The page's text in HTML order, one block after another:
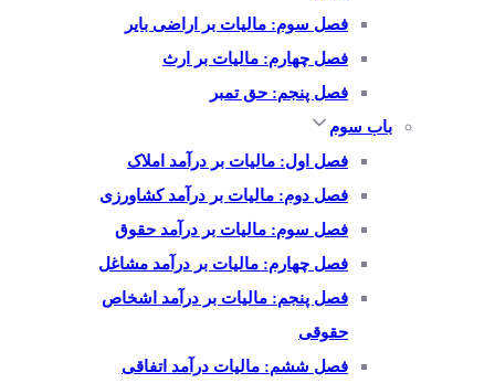
فصل سوم: مالیات بر اراضی بایر
فصل چهارم: مالیات بر ارث
فصل پنجم: حق تمبر
باب سوم
فصل اول: مالیات بر درآمد املاک
فصل دوم: مالیات بر درآمد کشاورزی
فصل سوم: مالیات بر درآمد حقوق
فصل چهارم: مالیات بر درآمد مشاغل
فصل پنجم: مالیات بر درآمد اشخاص
حقوقی
فصل ششم: مالیات درآمد اتفاقی